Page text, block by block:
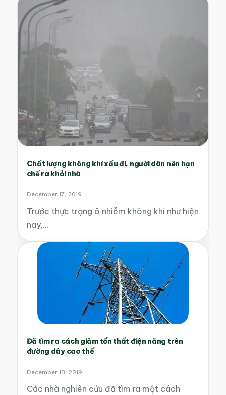
Chất lượng không khí xấu đi, người dân nên hạn
chế ra khỏi nhà
December 17, 2019
Trước thực trạng ô nhiễm không khí như hiện
nay,…
Đã tìm ra cách giảm tổn thất điện năng trên
đường dây cao thế
December 13, 2019
Các nhà nghiên cứu đã tìm ra một cách